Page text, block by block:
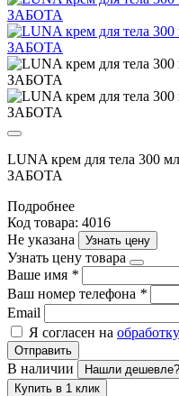
LUNA крем для тела
ЗАБОТА
Подробнее
Код товара: 4016
Не указана
Узнать цену
Узнать цену товара
Ваше имя *
Ваш номер телефона *
Email
Я согласен на
Отправить
В наличии
Нашли дешевле?
Купить в 1 клик